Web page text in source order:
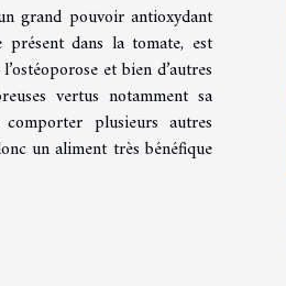
grand pouvoir antioxydant
dans la tomate, est
et bien d’autres
vertus notamment sa
plusieurs autres
un aliment très bénéfique